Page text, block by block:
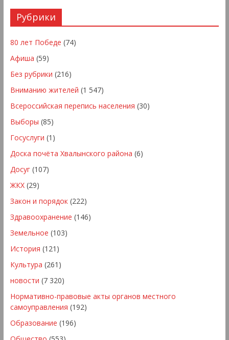
Рубрики
80 лет Победе (74)
Афиша (59)
Без рубрики (216)
Вниманию жителей (1 547)
Всероссийская перепись населения (30)
Выборы (85)
Госуслуги (1)
Доска почёта Хвалынского района (6)
Досуг(107)
ЖКХ(29)
Закон и порядок(222)
Здравоохранение (146)
Земельное (103)
История (121)
Культура (261)
новости (7 320)
Нормативно-правовые акты органов местного
самоуправления (192)
Образование (196)